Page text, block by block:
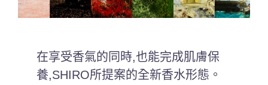
在享受香氣的同時,也能完成肌膚保
養,SHIRO所提案的全新香水形態。